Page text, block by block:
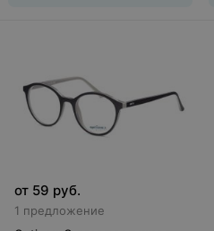
от 59 руб.
1 предложение